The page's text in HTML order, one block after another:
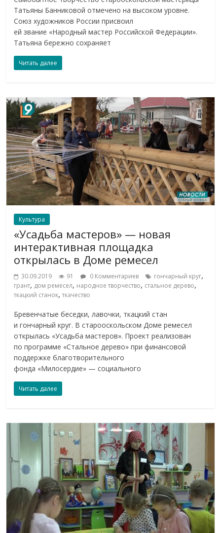
Татьяны Банниковой отмечено на высоком уровне.
Союз художников России присвоил
ей звание «Народный мастер Российской Федерации».
Татьяна бережно сохраняет
Читать далее
Культура
«Усадьба мастеров» — новая
интерактивная площадка
открылась в Доме ремесел
30.09.2019 91 0 Комментариев гончарный круг,
грант, дом ремесел, народное творчество, стальное дерево,
ткацкий станок,ткачество
Бревенчатые беседки, лавочки, ткацкий стан
и гончарный круг. В старооскольском Доме ремесел
открылась «Усадьба мастеров». Проект реализован
по программе «Стальное дерево» при финансовой
поддержке благотворительного
фонда «Милосердие» — социального
Читать далее